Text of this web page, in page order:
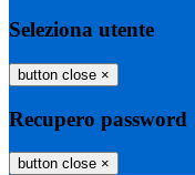
Seleziona utente
button close ×
Recupero password
button close ×